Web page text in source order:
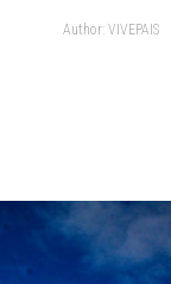
Author: VIVEPAIS